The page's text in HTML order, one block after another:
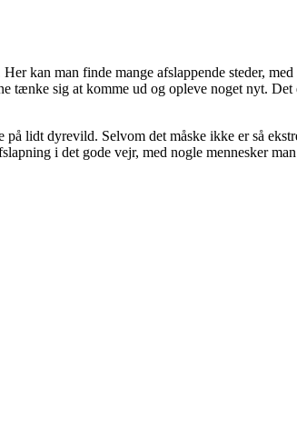
kan man finde mange afslappende steder,
tænke sig at komme ud og opleve noget nyt.
lidt dyrevild. Selvom det måske ikke er så
i det gode vejr, med nogle mennesker